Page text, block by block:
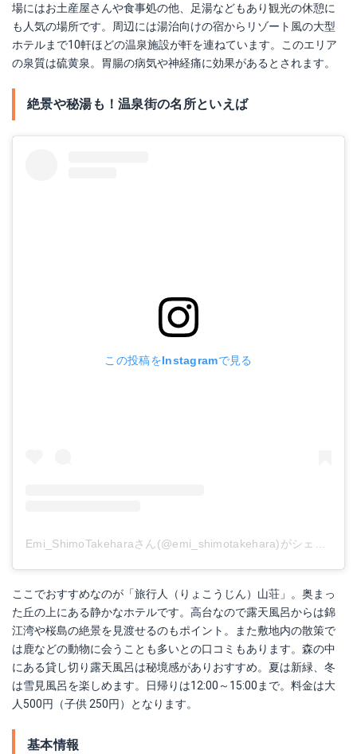
場にはお土産屋さんや食事処の他、足湯などもあり観光の休憩に
も人気の場所です。周辺には湯治向けの宿からリゾート風の大型
ホテルまで10軒ほどの温泉施設が軒を連ねています。このエリア
の泉質は硫黄泉。胃腸の病気や神経痛に効果があるとされます。
絶景や秘湯も！温泉街の名所といえば
この投稿をInstagramで見る
Emi_ShimoTakeharaさん(@emi_shimotakehara)がシェアした投稿
ここでおすすめなのが「旅行人（りょこうじん）山荘」。奥まっ
た丘の上にある静かなホテルです。高台なので露天風呂からは錦
江湾や桜島の絶景を見渡せるのもポイント。また敷地内の散策で
は鹿などの動物に会うことも多いとの口コミもあります。森の中
にある貸し切り露天風呂は秘境感がありおすすめ。夏は新緑、冬
は雪見風呂を楽しめます。日帰りは12:00～15:00まで。料金は大
人500円（子供 250円）となります。
基本情報